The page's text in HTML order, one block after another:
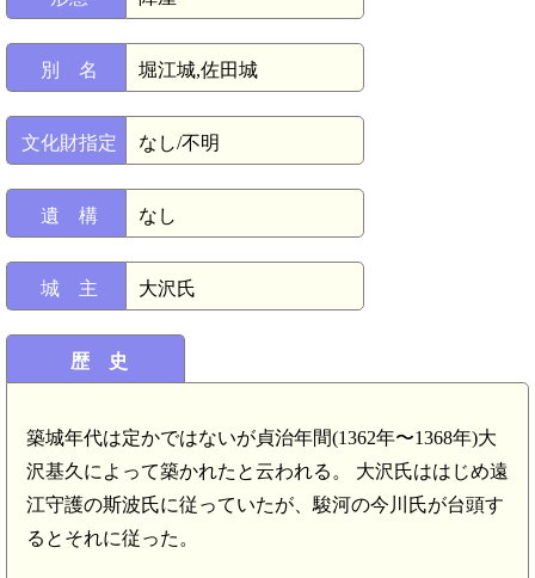
別 名 堀江城,佐田城
文化財指定 なし/不明
遺 構 なし
城 主 大沢氏
歴 史
築城年代は定かではないが貞治年間(1362年〜1368年)大
沢基久によって築かれたと云われる。 大沢氏ははじめ遠
江守護の斯波氏に従っていたが、駿河の今川氏が台頭す
るとそれに従った。